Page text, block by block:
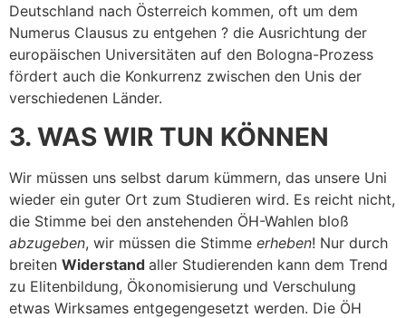
Deutschland nach Österreich kommen, oft um dem
Numerus Clausus zu entgehen ? die Ausrichtung der
europäischen Universitäten auf den Bologna-Prozess
fördert auch die Konkurrenz zwischen den Unis der
verschiedenen Länder.
3. WAS WIR TUN KÖNNEN
Wir müssen uns selbst darum kümmern, das unsere Uni
wieder ein guter Ort zum Studieren wird. Es reicht nicht,
die Stimme bei den anstehenden ÖH-Wahlen bloß
abzugeben, wir müssen die Stimme erheben! Nur durch
breiten Widerstand aller Studierenden kann dem Trend
zu Elitenbildung, Ökonomisierung und Verschulung
etwas Wirksames entgegengesetzt werden. Die ÖH